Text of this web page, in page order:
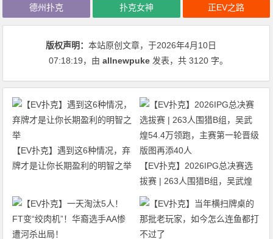
德州扑克 扑克女神 正EV之路
版权声明：本站原创文章，于2026年4月10日
07:18:19，由allnewpuke 发表，共 3120 字。
【EV扑克】遇到这6种情况，弃
牌才是让你长期盈利的明智之举
【EV扑克】2026IPG总决赛选
拔赛 | 263人围猎B组，吴武煌
54.4万领跑，主赛第一轮晋级版